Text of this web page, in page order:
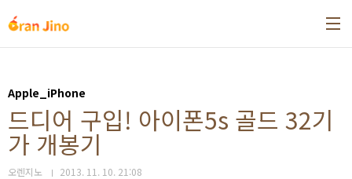
Apple_iPhone
드디어 구입! 아이폰5s 골드 32기
가 개봉기
오렌지노 2013. 11. 10. 21:08